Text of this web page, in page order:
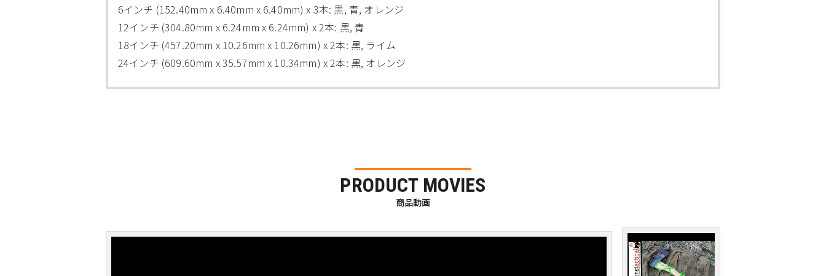
6インチ (152.40mm x 6.40mm x 6.40mm) x 3本: 黒, 青, オレンジ
12インチ (304.80mm x 6.24mm x 6.24mm) x 2本: 黒, 青
18インチ (457.20mm x 10.26mm x 10.26mm) x 2本: 黒, ライム
24インチ (609.60mm x 35.57mm x 10.34mm) x 2本: 黒, オレンジ
PRODUCT MOVIES
商品動画